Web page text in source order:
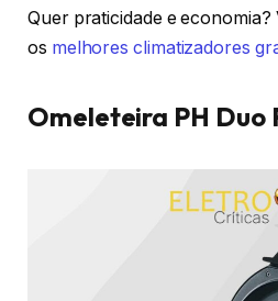
Quer praticidade e
os melhores climatizadores
Omeleteira PH Duo